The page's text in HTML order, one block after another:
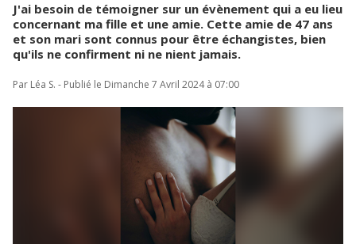
J'ai besoin de témoigner sur un évènement qui a eu lieu
concernant ma fille et une amie. Cette amie de 47 ans
et son mari sont connus pour être échangistes, bien
qu'ils ne confirment ni ne nient jamais.
Par Léa S. - Publié le Dimanche 7 Avril 2024 à 07:00